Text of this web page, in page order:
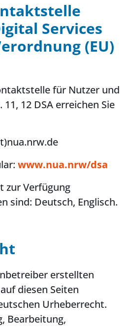
Services
(EU)
für Nutzer und
12 DSA erreichen Sie
www.nua.nrw/dsa
zur Verfügung
sind: Deutsch, Englisch.
erstellten
diesen Seiten
Urheberrecht.
Bearbeitung,